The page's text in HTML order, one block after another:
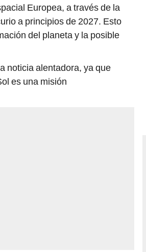
Europea, a través de la
a principios de 2027. Esto
del planeta y la posible
noticia alentadora, ya que
es una misión